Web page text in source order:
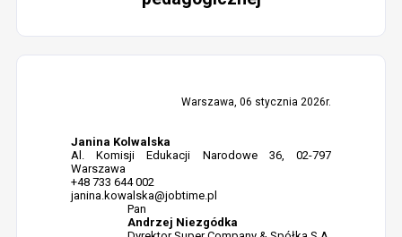
Warszawa, 06 stycznia 2026r.
Janina Kolwalska
Al. Komisji Edukacji Narodowe 36, 02-797
Warszawa
+48 733 644 002
janina.kowalska@jobtime.pl
Pan
Andrzej Niezgódka